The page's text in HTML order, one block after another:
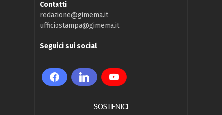
Contatti
redazione@gimema.it
ufficiostampa@gimema.it
Seguici sui social
SOSTIENICI